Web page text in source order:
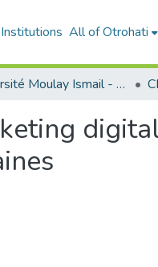
Institutions All of Otrohati
Université Moulay Ismail - Meknès